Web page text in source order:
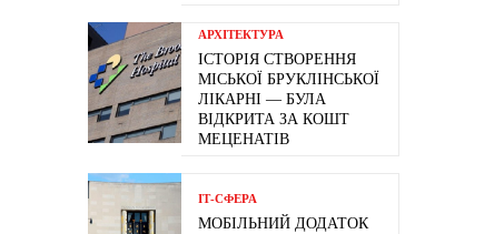
АРХІТЕКТУРА
ІСТОРІЯ СТВОРЕННЯ
МІСЬКОЇ БРУКЛІНСЬКОЇ
ЛІКАРНІ — БУЛА
ВІДКРИТА ЗА КОШТ
МЕЦЕНАТІВ
ІТ-СФЕРА
МОБІЛЬНИЙ ДОДАТОК